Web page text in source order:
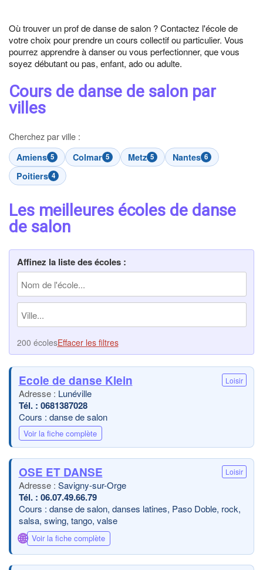
Où trouver un prof de danse de salon ? Contactez l'école de
votre choix pour prendre un cours collectif ou particulier. Vous
pourrez apprendre à danser ou vous perfectionner, que vous
soyez débutant ou pas, enfant, ado ou adulte.
Cours de danse de salon par
villes
Cherchez par ville :
Amiens 5 Colmar 5 Metz 5 Nantes 6
Poitiers 4
Les meilleures écoles de danse
de salon
Affinez la liste des écoles :
200 écolesEffacer les filtres
Ecole de danse Klein Loisir
Lunéville
0681387028
Cours : danse de salon
Voir la fiche complète
OSE ET DANSE Loisir
Savigny-sur-Orge
06.07.49.66.79
Cours : danse de salon, danses latines, Paso Doble, rock,
salsa, swing, tango, valse
🌐 Voir la fiche complète